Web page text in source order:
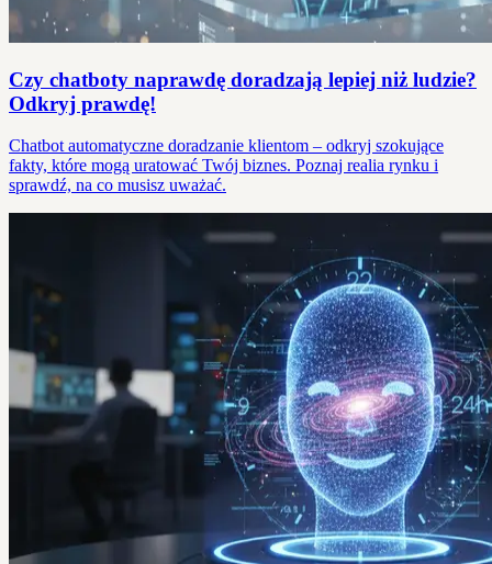
Czy chatboty naprawdę doradzają lepiej niż ludzie?
Odkryj prawdę!
Chatbot automatyczne doradzanie klientom – odkryj szokujące
fakty, które mogą uratować Twój biznes. Poznaj realia rynku i
sprawdź, na co musisz uważać.